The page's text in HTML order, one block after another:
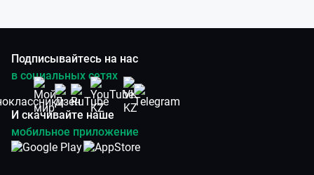
Подписывайтесь на нас
в социальных сетях
И скачивайте наше
мобильное приложение